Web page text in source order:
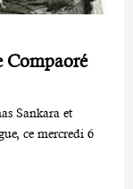
Compaoré
Sankara et
ce mercredi 6